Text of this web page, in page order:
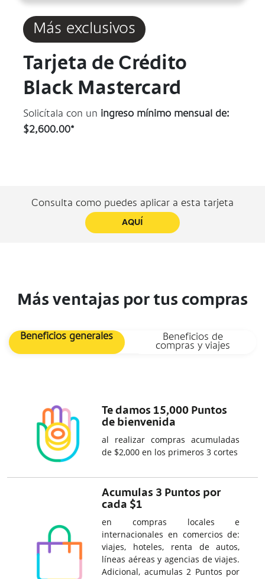
Más exclusivos
Tarjeta de Crédito
Black Mastercard
Solicítala con un ingreso mínimo mensual de:
$2,600.00*
Consulta como puedes aplicar a esta tarjeta
AQUÍ
Más ventajas por tus compras
Beneficios generales
Beneficios de
compras y viajes
Te damos 15,000 Puntos
de bienvenida
al realizar compras acumuladas
de $2,000 en los primeros 3 cortes
Acumulas 3 Puntos por
cada $1
en compras locales e
internacionales en comercios de:
viajes, hoteles, renta de autos,
líneas aéreas y agencias de viajes.
Adicional, acumulas 2 Puntos por